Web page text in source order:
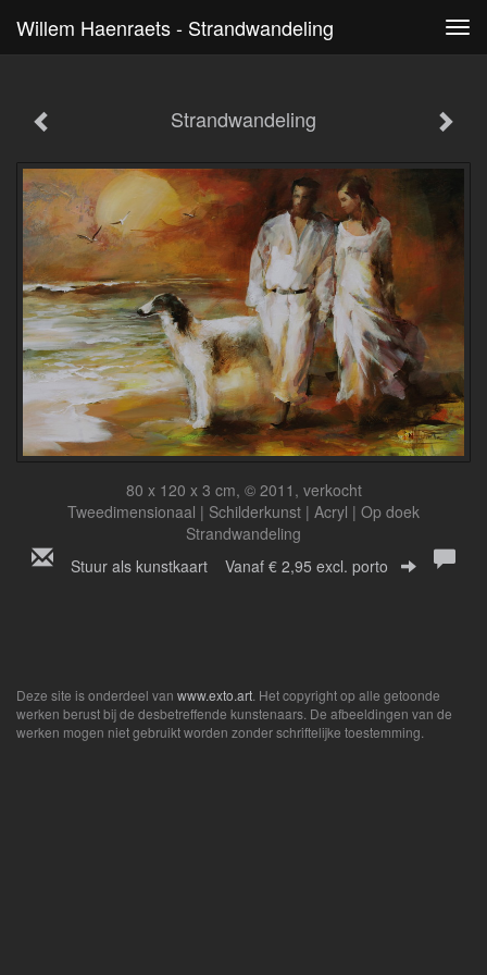
Willem Haenraets - Strandwandeling
Strandwandeling
80 x 120 x 3 cm, © 2011, verkocht
Tweedimensionaal | Schilderkunst | Acryl | Op doek
Strandwandeling
Stuur als kunstkaart Vanaf € 2,95 excl. porto
Deze site is onderdeel van www.exto.art. Het copyright op alle getoonde
werken berust bij de desbetreffende kunstenaars. De afbeeldingen van de
werken mogen niet gebruikt worden zonder schriftelijke toestemming.